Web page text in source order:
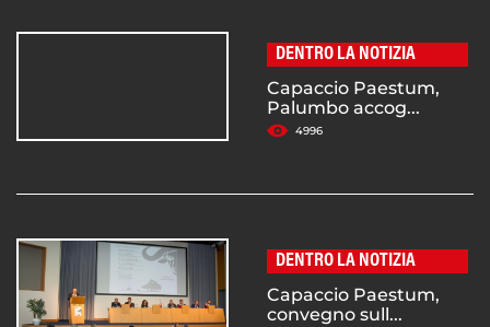
DENTRO LA NOTIZIA
Capaccio Paestum,
Palumbo accog...
4996
DENTRO LA NOTIZIA
Capaccio Paestum,
convegno sull...